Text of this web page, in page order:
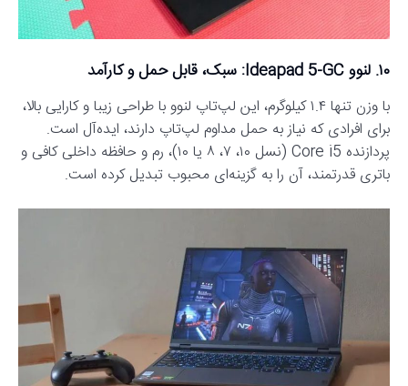
۱۰. لنوو Ideapad 5-GC: سبک، قابل حمل و کارآمد
با وزن تنها ۱.۴ کیلوگرم، این لپ‌تاپ لنوو با طراحی زیبا و کارایی بالا،
برای افرادی که نیاز به حمل مداوم لپ‌تاپ دارند، ایده‌آل است.
پردازنده Core i5 (نسل ۱۰، ۷، ۸ یا ۱۰)، رم و حافظه داخلی کافی و
باتری قدرتمند، آن را به گزینه‌ای محبوب تبدیل کرده است.